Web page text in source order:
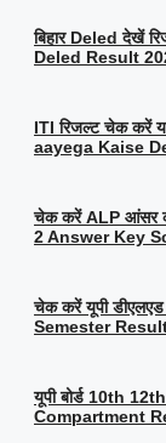
बिहार Deled देखें
Deled Result
ITI रिजल्ट चेक करें
aayega Kaise
चेक करें ALP आंसर
2 Answer Key
चेक करें यूपी
Semester
यूपी बोर्ड 10th
Compartment